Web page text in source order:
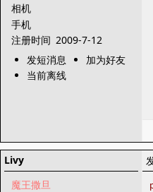
相机
手机
注册时间 2009-7-12
发短消息
加为好友
当前离线
Livy
魔王撒旦